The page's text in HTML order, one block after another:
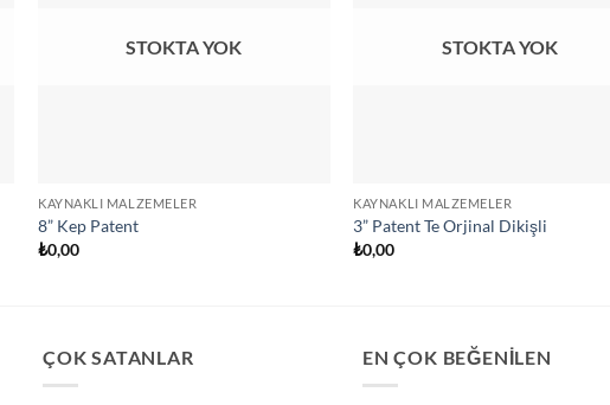
STOKTA YOK
KAYNAKLI MALZEMELER
8” Kep Patent
₺0,00
STOKTA YOK
KAYNAKLI MALZEMELER
3” Patent Te Orjinal Dikişli
₺0,00
ÇOK SATANLAR EN ÇOK BEĞENİLEN